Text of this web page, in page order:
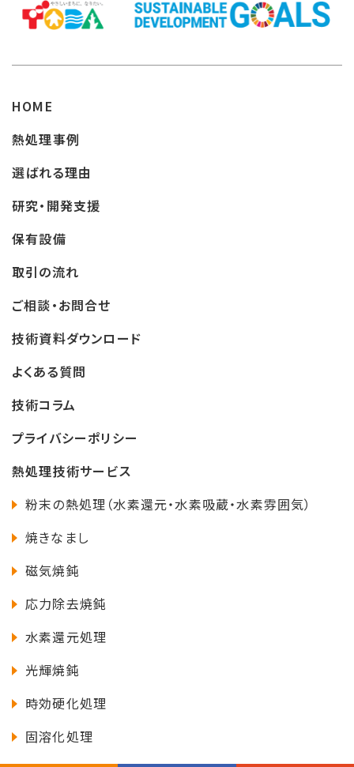
HOME
熱処理事例
選ばれる理由
研究・開発支援
保有設備
取引の流れ
ご相談・お問合せ
技術資料ダウンロード
よくある質問
技術コラム
プライバシーポリシー
熱処理技術サービス
粉末の熱処理（水素還元・水素吸蔵・水素雰囲気）
焼きなまし
磁気焼鈍
応力除去焼鈍
水素還元処理
光輝焼鈍
時効硬化処理
固溶化処理